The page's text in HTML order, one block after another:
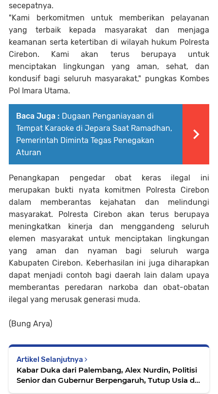
secepatnya.
"Kami berkomitmen untuk memberikan pelayanan
yang terbaik kepada masyarakat dan menjaga
keamanan serta ketertiban di wilayah hukum Polresta
Cirebon. Kami akan terus berupaya untuk
menciptakan lingkungan yang aman, sehat, dan
kondusif bagi seluruh masyarakat," pungkas Kombes
Pol Imara Utama.
Baca Juga : Dugaan Penganiayaan di
Tempat Karaoke di Jepara Saat Ramadhan,
Pemerintah Diminta Tegas Penegakan
Aturan
Penangkapan pengedar obat keras ilegal ini
merupakan bukti nyata komitmen Polresta Cirebon
dalam memberantas kejahatan dan melindungi
masyarakat. Polresta Cirebon akan terus berupaya
meningkatkan kinerja dan menggandeng seluruh
elemen masyarakat untuk menciptakan lingkungan
yang aman dan nyaman bagi seluruh warga
Kabupaten Cirebon. Keberhasilan ini juga diharapkan
dapat menjadi contoh bagi daerah lain dalam upaya
memberantas peredaran narkoba dan obat-obatan
ilegal yang merusak generasi muda.
(Bung Arya)
Artikel Selanjutnya
Kabar Duka dari Palembang, Alex Nurdin, Politisi
Senior dan Gubernur Berpengaruh, Tutup Usia di